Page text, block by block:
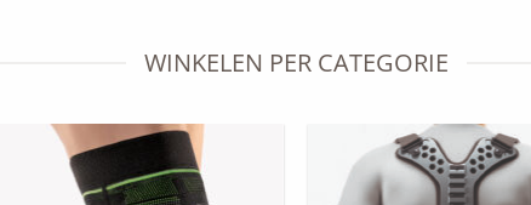
WINKELEN PER CATEGORIE